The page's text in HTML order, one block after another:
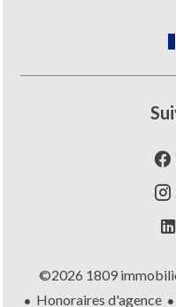
©2026 1809
Honoraires d'agence